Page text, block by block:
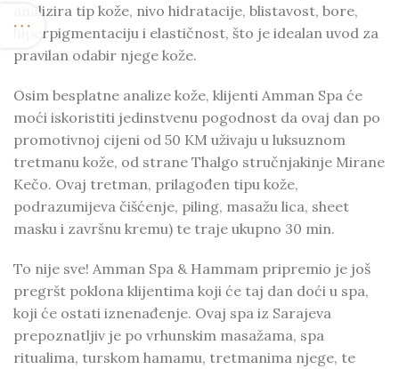
analizira tip kože, nivo hidratacije, blistavost, bore,
hiperpigmentaciju i elastičnost, što je idealan uvod za
pravilan odabir njege kože.
Osim besplatne analize kože, klijenti Amman Spa će
moći iskoristiti jedinstvenu pogodnost da ovaj dan po
promotivnoj cijeni od 50 KM uživaju u luksuznom
tretmanu kože, od strane Thalgo stručnjakinje Mirane
Kečo. Ovaj tretman, prilagođen tipu kože,
podrazumijeva čišćenje, piling, masažu lica, sheet
masku i završnu kremu) te traje ukupno 30 min.
To nije sve! Amman Spa & Hammam pripremio je još
pregršt poklona klijentima koji će taj dan doći u spa,
koji će ostati iznenađenje. Ovaj spa iz Sarajeva
prepoznatljiv je po vrhunskim masažama, spa
ritualima, turskom hamamu, tretmanima njege, te